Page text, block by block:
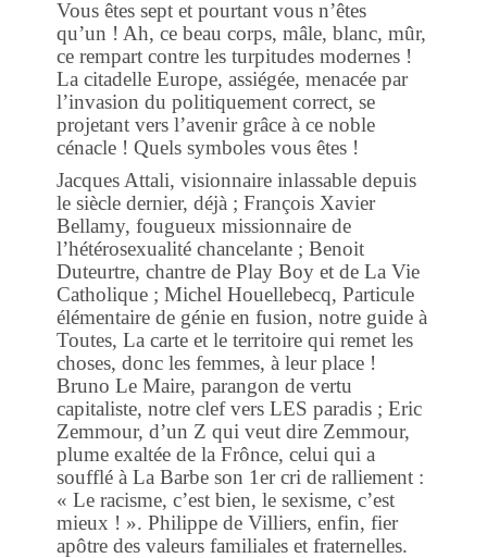
Vous êtes sept et pourtant vous n’êtes
qu’un ! Ah, ce beau corps, mâle, blanc, mûr,
ce rempart contre les turpitudes modernes !
La citadelle Europe, assiégée, menacée par
l’invasion du politiquement correct, se
projetant vers l’avenir grâce à ce noble
cénacle ! Quels symboles vous êtes !
Jacques Attali, visionnaire inlassable depuis
le siècle dernier, déjà ; François Xavier
Bellamy, fougueux missionnaire de
l’hétérosexualité chancelante ; Benoit
Duteurtre, chantre de Play Boy et de La Vie
Catholique ; Michel Houellebecq, Particule
élémentaire de génie en fusion, notre guide à
Toutes, La carte et le territoire qui remet les
choses, donc les femmes, à leur place !
Bruno Le Maire, parangon de vertu
capitaliste, notre clef vers LES paradis ; Eric
Zemmour, d’un Z qui veut dire Zemmour,
plume exaltée de la Frônce, celui qui a
soufflé à La Barbe son 1er cri de ralliement :
« Le racisme, c’est bien, le sexisme, c’est
mieux ! ». Philippe de Villiers, enfin, fier
apôtre des valeurs familiales et fraternelles.